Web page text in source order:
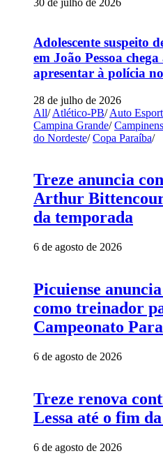
30 de julho de 2026
Adolescente suspeito
em João Pessoa
apresentar à polícia
28 de julho de 2026
All/ Atlético-PB/ Auto
Campina Grande/
do Nordeste/ Copa Paraíba/
Treze anuncia
Arthur
da temporada
6 de agosto de 2026
Picuiense
como treinador
Campeonato
6 de agosto de 2026
Treze renova
Lessa até o fim
6 de agosto de 2026